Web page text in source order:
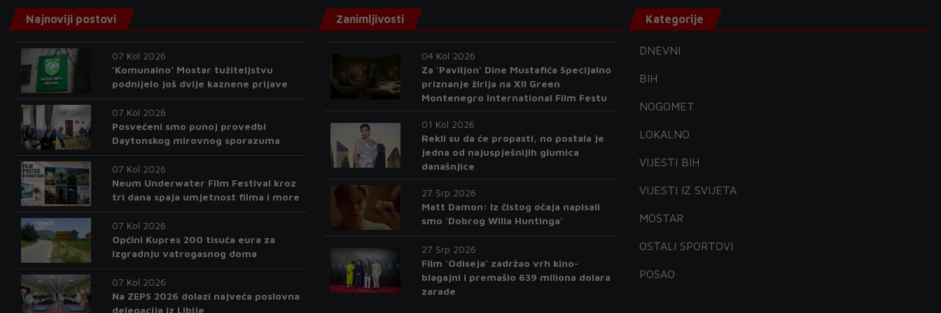
Najnoviji postovi
07 Kol 2026
'Komunalno' Mostar tužiteljstvu
podnijelo još dvije kaznene prijave
07 Kol 2026
Posvećeni smo punoj provedbi
Daytonskog mirovnog sporazuma
07 Kol 2026
Neum Underwater Film Festival kroz
tri dana spaja umjetnost filma i more
07 Kol 2026
Općini Kupres 200 tisuća eura za
izgradnju vatrogasnog doma
07 Kol 2026
Na ZEPS 2026 dolazi najveća poslovna
delegacija iz Libije
Zanimljivosti
04 Kol 2026
Za 'Paviljon' Dine Mustafića Specijalno
priznanje žirija na XII Green
Montenegro International Film Festu
01 Kol 2026
Rekli su da će propasti, no postala je
jedna od najuspješnijih glumica
današnjice
27 Srp 2026
Matt Damon: Iz čistog očaja napisali
smo 'Dobrog Willa Huntinga'
27 Srp 2026
Film 'Odiseja' zadržao vrh kino-
blagajni i premašio 639 miliona dolara
zarade
Kategorije
DNEVNI
BIH
NOGOMET
LOKALNO
VIJESTI BIH
VIJESTI IZ SVIJETA
MOSTAR
OSTALI SPORTOVI
POSAO